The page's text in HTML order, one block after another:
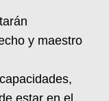
y maestro